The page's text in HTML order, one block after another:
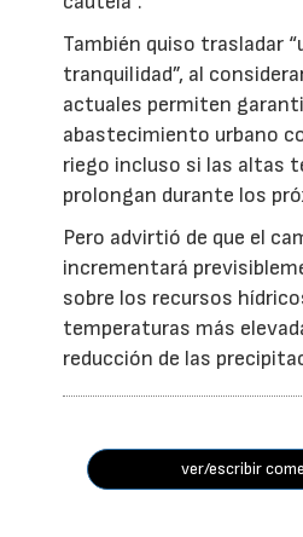
También quiso trasladar
tranquilidad”, al
actuales permiten
abastecimiento urbano
riego incluso si las altas
prolongan durante los
Pero advirtió de que el
incrementará
sobre los recursos
temperaturas más
reducción de las
ver/escribir